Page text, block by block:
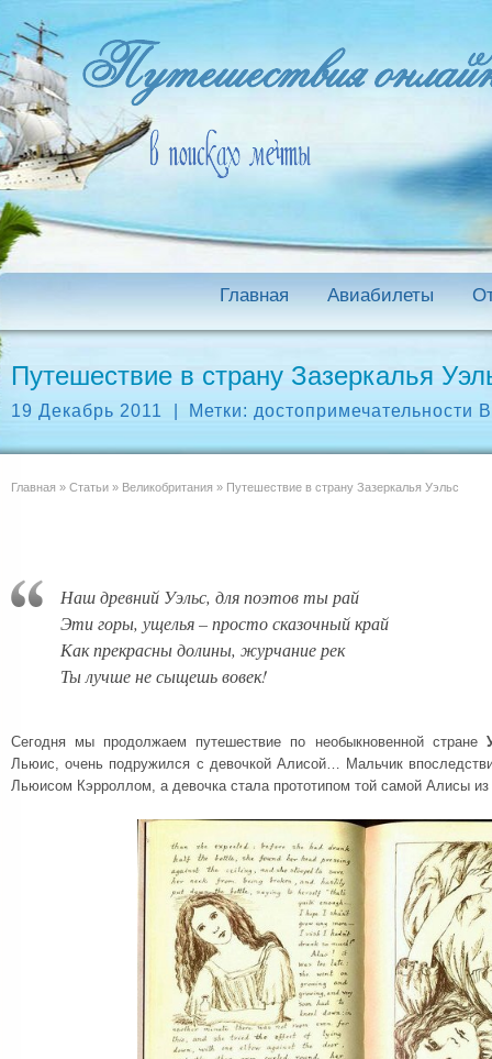
Главная Авиабилеты
Путешествие в страну Зазеркалья
19 Декабрь 2011 Метки: достопримечательности
Главная » Статьи » Великобритания » Путешествие в страну Зазеркалья Уэльс
Наш древний Уэльс, для поэтов ты рай
Эти горы, ущелья – просто сказочный край
Как прекрасны долины, журчание рек
Ты лучше не сыщешь вовек!
Сегодня мы продолжаем путешествие по необыкновенной стране
Льюис, очень подружился с девочкой Алисой… Мальчик
Льюисом Кэрроллом, а девочка стала прототипом той самой Алисы из